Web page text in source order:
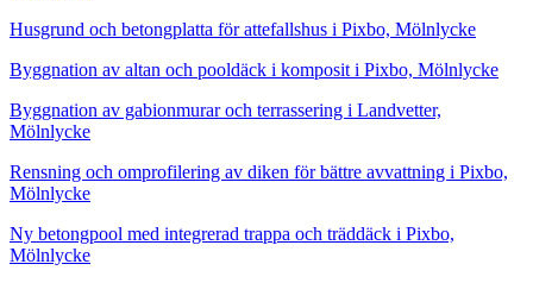
Husgrund och betongplatta för attefallshus i Pixbo, Mölnlycke
Byggnation av altan och pooldäck i komposit i Pixbo, Mölnlycke
Byggnation av gabionmurar och terrassering i Landvetter,
Mölnlycke
Rensning och omprofilering av diken för bättre avvattning i Pixbo,
Mölnlycke
Ny betongpool med integrerad trappa och träddäck i Pixbo,
Mölnlycke